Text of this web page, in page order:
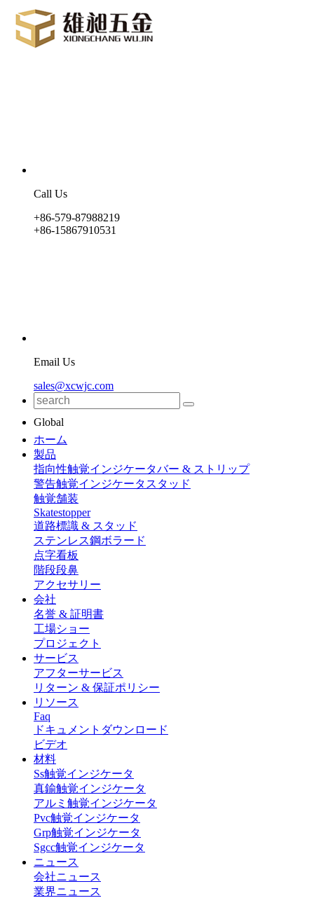
Call Us
+86-579-87988219
+86-15867910531
Email Us
sales@xcwjc.com
Global
ホーム
製品
指向性触覚インジケータバー & ストリップ
警告触覚インジケータスタッド
触覚舗装
Skatestopper
道路標識 & スタッド
ステンレス鋼ボラード
点字看板
階段段鼻
アクセサリー
会社
名誉 & 証明書
工場ショー
プロジェクト
サービス
アフターサービス
リターン & 保証ポリシー
リソース
Faq
ドキュメントダウンロード
ビデオ
材料
Ss触覚インジケータ
真鍮触覚インジケータ
アルミ触覚インジケータ
Pvc触覚インジケータ
Grp触覚インジケータ
Sgcc触覚インジケータ
ニュース
会社ニュース
業界ニュース